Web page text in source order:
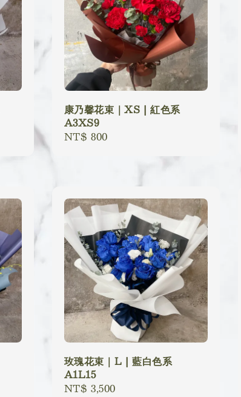
康乃馨花束｜XS | 紅色系
A3XS9
Regular
NT$ 800
玫瑰花束｜L | 藍白色系
A1L15
Regular
NT$ 3,500